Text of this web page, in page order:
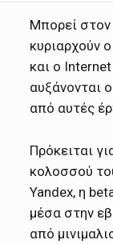
Μπορεί
κυριαρχούν
και ο
αυξάνονται
από αυτές
Πρόκειται
κολοσσού
Yandex, η
μέσα στην
από